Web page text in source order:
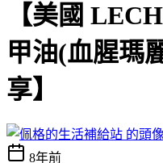
【美國
甲油(血腥瑪
享】
8年前